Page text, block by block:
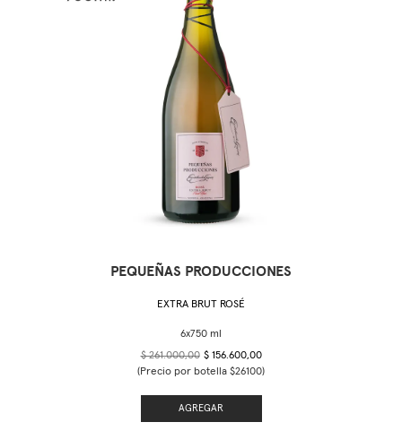
PEQUEÑAS PRODUCCIONES
EXTRA BRUT ROSÉ
$ 261.000,00 $ 156.600,00
(Precio por botella $26100)
AGREGAR